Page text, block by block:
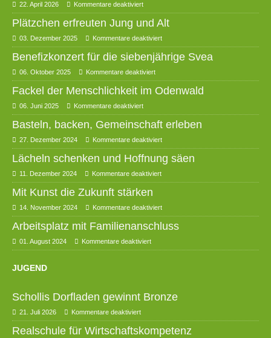
22. April 2026 Kommentare deaktiviert
Plätzchen erfreuten Jung und Alt
03. Dezember 2025 Kommentare deaktiviert
Benefizkonzert für die siebenjährige Svea
06. Oktober 2025 Kommentare deaktiviert
Fackel der Menschlichkeit im Odenwald
06. Juni 2025 Kommentare deaktiviert
Basteln, backen, Gemeinschaft erleben
27. Dezember 2024 Kommentare deaktiviert
Lächeln schenken und Hoffnung säen
11. Dezember 2024 Kommentare deaktiviert
Mit Kunst die Zukunft stärken
14. November 2024 Kommentare deaktiviert
Arbeitsplatz mit Familienanschluss
01. August 2024 Kommentare deaktiviert
JUGEND
Schollis Dorfladen gewinnt Bronze
21. Juli 2026 Kommentare deaktiviert
Realschule für Wirtschaftskompetenz